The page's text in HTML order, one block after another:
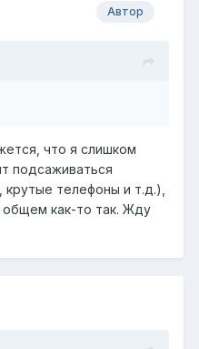
Автор
что я слишком
подсаживаться
телефоны и т.д.),
общем как-то так. Жду